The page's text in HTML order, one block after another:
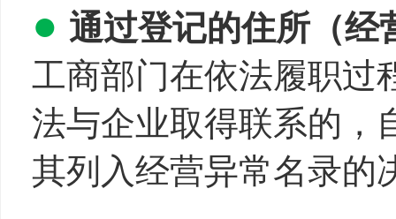
● 通过登记的住所（经
工商部门在依法履职过
法与企业取得联系的，
其列入经营异常名录的